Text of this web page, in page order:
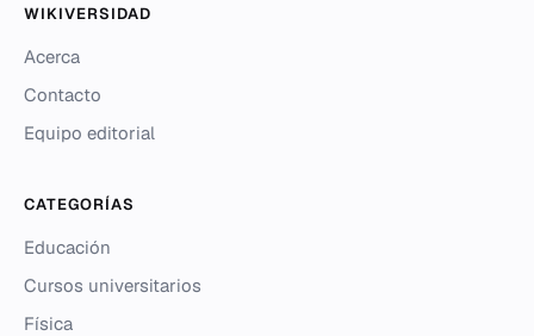
WIKIVERSIDAD
Acerca
Contacto
Equipo editorial
CATEGORÍAS
Educación
Cursos universitarios
Física